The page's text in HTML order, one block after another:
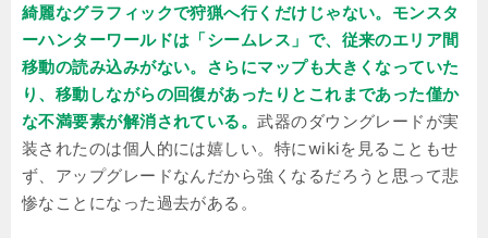
綺麗なグラフィックで狩猟へ行くだけじゃない。モンスタ
ーハンターワールドは「シームレス」で、従来のエリア間
移動の読み込みがない。さらにマップも大きくなっていた
り、移動しながらの回復があったりとこれまであった僅か
な不満要素が解消されている。武器のダウングレードが実
装されたのは個人的には嬉しい。特にwikiを見ることもせ
ず、アップグレードなんだから強くなるだろうと思って悲
惨なことになった過去がある。